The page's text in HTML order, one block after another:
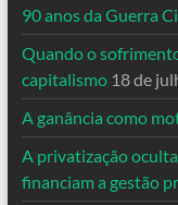
90 anos da Guerra
Quando o
capitalismo 18 de
A ganância como
A privatização
financiam a gestão